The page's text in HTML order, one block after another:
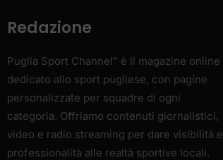
Redazione
Puglia Sport Channel” è il magazine online
dedicato allo sport pugliese, con pagine
personalizzate per squadre di ogni
categoria. Offriamo contenuti giornalistici,
video e radio streaming per dare visibilità e
professionalità alle realtà sportive locali.